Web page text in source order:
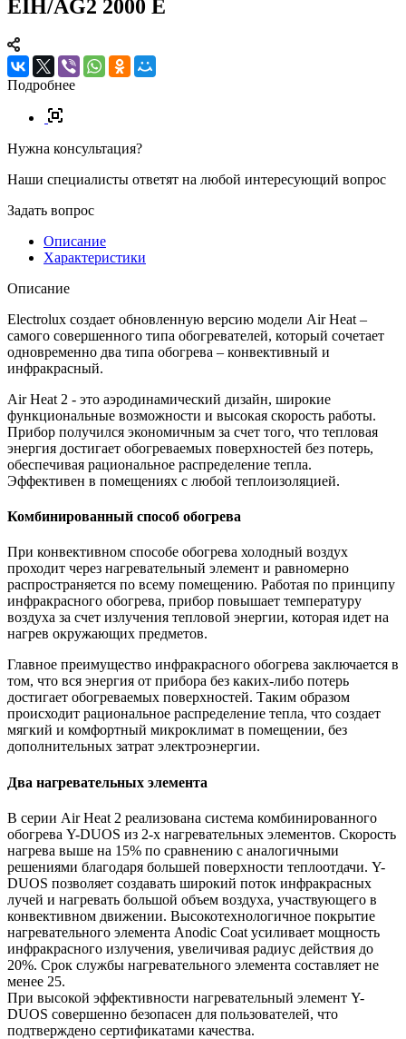
EIH/AG2 2000 E
Подробнее
Нужна консультация?
Наши специалисты ответят на любой интересующий вопрос
Задать вопрос
Описание
Характеристики
Описание
Electrolux создает обновленную версию модели Air Heat –
cамого совершенного типа обогревателей, который сочетает
одновременно два типа обогрева – конвективный и
инфракрасный.
Air Heat 2 - это аэродинамический дизайн, широкие
функциональные возможности и высокая скорость работы.
Прибор получился экономичным за счет того, что тепловая
энергия достигает обогреваемых поверхностей без потерь,
обеспечивая рациональное распределение тепла.
Эффективен в помещениях с любой теплоизоляцией.
Комбинированный способ обогрева
При конвективном способе обогрева холодный воздух
проходит через нагревательный элемент и равномерно
распространяется по всему помещению. Работая по принципу
инфракрасного обогрева, прибор повышает температуру
воздуха за счет излучения тепловой энергии, которая идет на
нагрев окружающих предметов.
Главное преимущество инфракрасного обогрева заключается в
том, что вся энергия от прибора без каких-либо потерь
достигает обогреваемых поверхностей. Таким образом
происходит рациональное распределение тепла, что создает
мягкий и комфортный микроклимат в помещении, без
дополнительных затрат электроэнергии.
Два нагревательных элемента
В серии Air Heat 2 реализована система комбинированного
обогрева Y-DUOS из 2-х нагревательных элементов. Скорость
нагрева выше на 15% по сравнению с аналогичными
решениями благодаря большей поверхности теплоотдачи. Y-
DUOS позволяет создавать широкий поток инфракрасных
лучей и нагревать большой объем воздуха, участвующего в
конвективном движении. Высокотехнологичное покрытие
нагревательного элемента Anodic Coat усиливает мощность
инфракрасного излучения, увеличивая радиус действия до
20%. Срок службы нагревательного элемента составляет не
менее 25.
При высокой эффективности нагревательный элемент Y-
DUOS совершенно безопасен для пользователей, что
подтверждено сертификатами качества.